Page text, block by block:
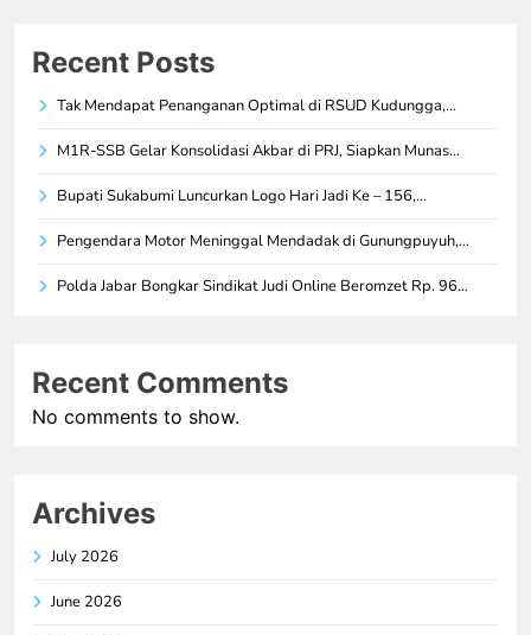
Recent Posts
Tak Mendapat Penanganan Optimal di RSUD Kudungga,…
M1R-SSB Gelar Konsolidasi Akbar di PRJ, Siapkan Munas…
Bupati Sukabumi Luncurkan Logo Hari Jadi Ke – 156,…
Pengendara Motor Meninggal Mendadak di Gunungpuyuh,…
Polda Jabar Bongkar Sindikat Judi Online Beromzet Rp. 96…
Recent Comments
No comments to show.
Archives
July 2026
June 2026